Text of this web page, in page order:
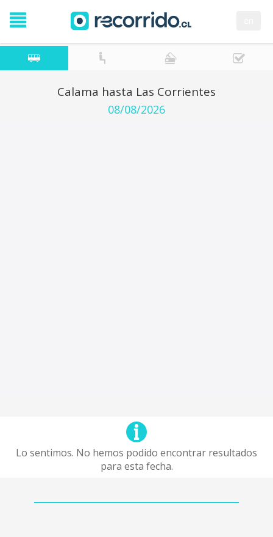
Calama hasta Las Corrientes
08/08/2026
Lo sentimos. No hemos podido encontrar resultados
para esta fecha.